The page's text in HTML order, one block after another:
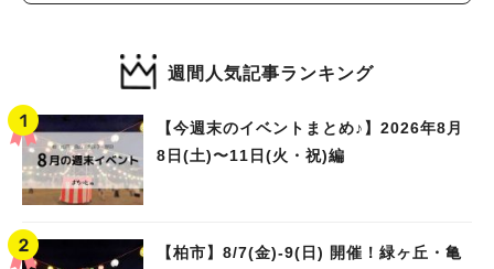
週間人気記事ランキング
【今週末のイベントまとめ♪】2026年8月
8日(土)〜11日(火・祝)編
【柏市】8/7(金)‐9(日) 開催！緑ヶ丘・亀